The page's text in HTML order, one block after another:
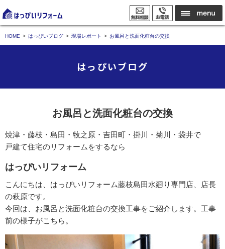
HOME はっぴいブログ 現場レポート お風呂と洗面化粧台の交換
はっぴいブログ
お風呂と洗面化粧台の交換
焼津・藤枝・島田・牧之原・吉田町・掛川・菊川・袋井で
戸建て住宅のリフォームをするなら
はっぴいリフォーム
こんにちは、はっぴいリフォーム藤枝島田水廻り専門店、店長
の萩原です。
今回は、お風呂と洗面化粧台の交換工事をご紹介します。工事
前の様子がこちら。